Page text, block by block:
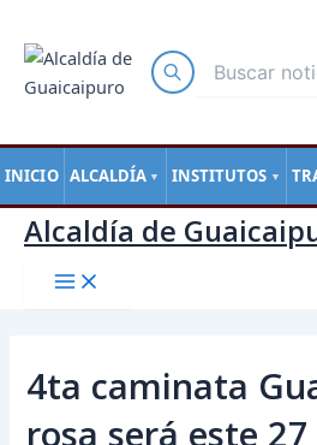
INICIO ALCALDÍA ▼ INSTITUTOS ▼
contenido
Alcaldía de
4ta caminata
rosa será este
de
entradas